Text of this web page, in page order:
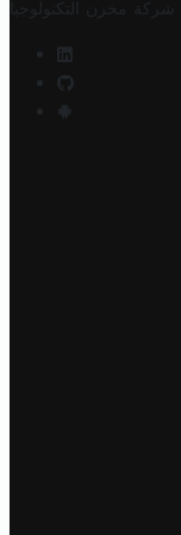
شركة مخزن التكنولوجيا